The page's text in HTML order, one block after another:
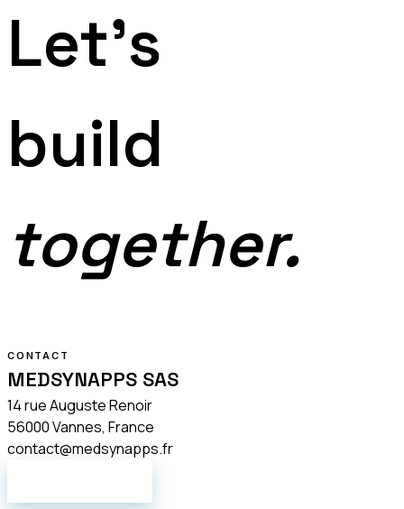
Let's
build
together.
CONTACT
MEDSYNAPPS SAS
14 rue Auguste Renoir
56000 Vannes, France
contact@medsynapps.fr